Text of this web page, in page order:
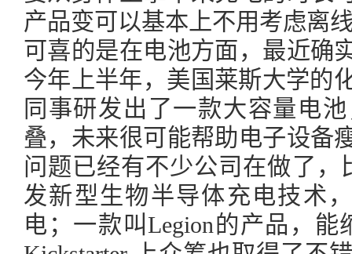
产品变可以基本上不用考虑离
可喜的是在电池方面，最近确
今年上半年，美国莱斯大学的
同事研发出了一款大容量电
叠，未来很可能帮助电子设备
问题已经有不少公司在做了，
发新型生物半导体充电技术
电；一款叫Legion的产品，